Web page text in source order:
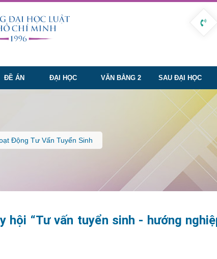
ĐỀ ÁN ĐẠI HỌC VĂN BẰNG 2 SAU ĐẠI HỌC
Động Tư Vấn Tuyển Sinh
hội “Tư vấn tuyển sinh - hướng